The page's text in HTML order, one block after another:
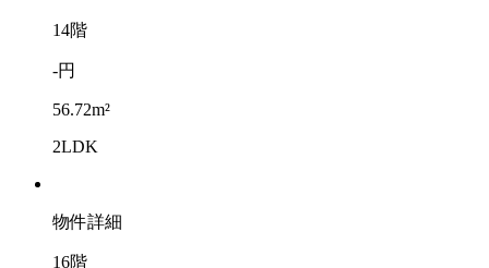
14階
-円
56.72m²
2LDK
物件詳細
16階